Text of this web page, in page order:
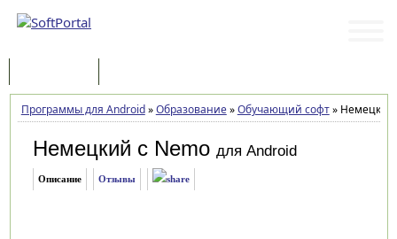
Программы для Android»Образование»Обучающий софт»Немецкий
Немецкий с Nemo для Android
Описание Отзывы